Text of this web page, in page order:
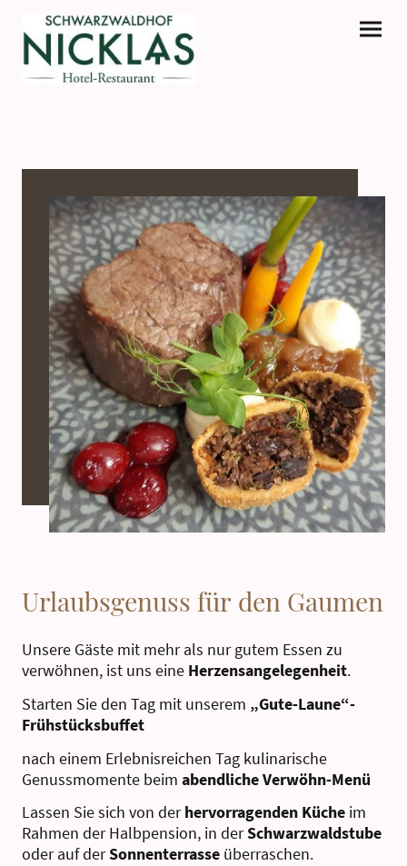
Urlaubsgenuss für den Gaumen
Unsere Gäste mit mehr als nur gutem Essen zu
verwöhnen, ist uns eine Herzensangelegenheit.
Starten Sie den Tag mit unserem „Gute-Laune“-
Frühstücksbuffet
nach einem Erlebnisreichen Tag kulinarische
Genussmomente beim abendlicheVerwöhn-Menü
Lassen Sie sich von derhervorragenden Küche im
Rahmen der Halbpension, in derSchwarzwaldstube
oder auf derSonnenterrasse überraschen.